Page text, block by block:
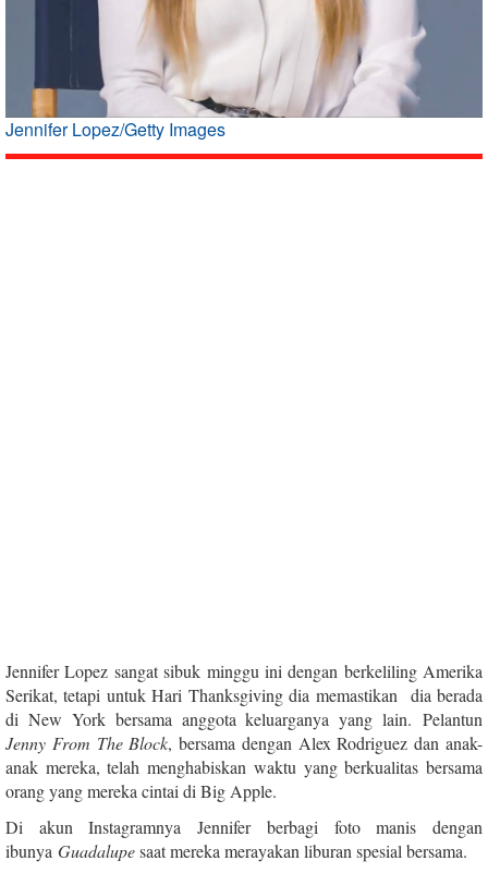
Jennifer Lopez/Getty Images
Jennifer Lopez sangat sibuk minggu ini dengan berkeliling Amerika
Serikat, tetapi untuk Hari Thanksgiving dia memastikan dia berada
di New York bersama anggota keluarganya yang lain. Pelantun
Jenny From The Block, bersama dengan Alex Rodriguez dan anak-
anak mereka, telah menghabiskan waktu yang berkualitas bersama
orang yang mereka cintai di Big Apple.
Di akun Instagramnya Jennifer berbagi foto manis dengan
ibunya Guadalupesaat mereka merayakan liburan spesial bersama.